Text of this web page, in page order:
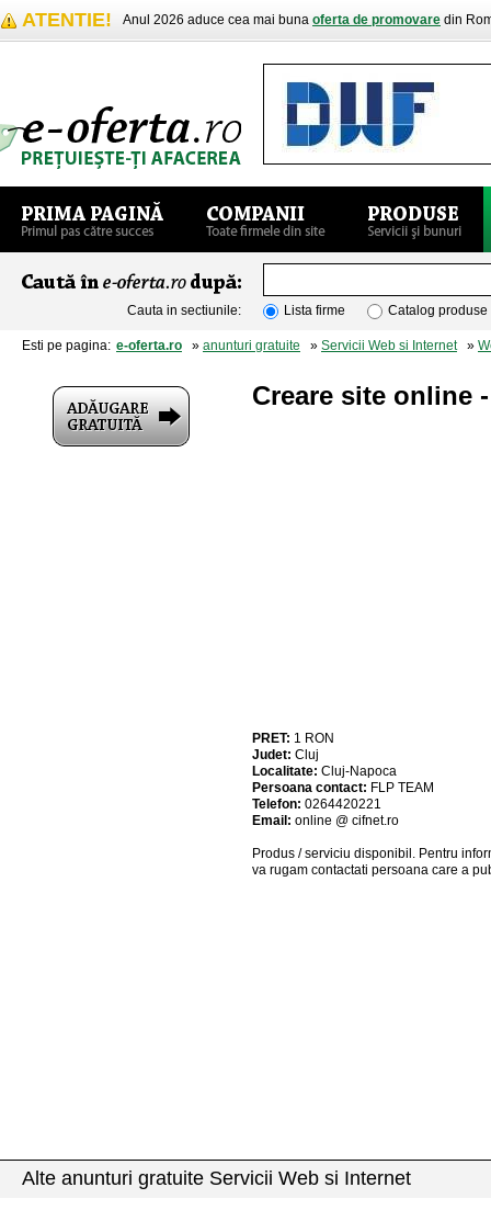
ATENTIE! Anul 2026 aduce cea mai buna oferta de promovare din
Cauta in sectiunile: Lista firme Catalog produse
Esti pe pagina: e-oferta.ro » anunturi gratuite » Servicii Web si Internet»
Creare site online
PRET: 1 RON
Judet: Cluj
Localitate: Cluj-Napoca
Persoana contact: FLP TEAM
Telefon: 0264420221
Email: online @ cifnet.ro
Produs / serviciu disponibil . Pentru
va rugam contactati persoana care a
Alte anunturi gratuite Servicii Web si Internet